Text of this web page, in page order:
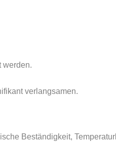
werden.
verlangsamen.
Beständigkeit,